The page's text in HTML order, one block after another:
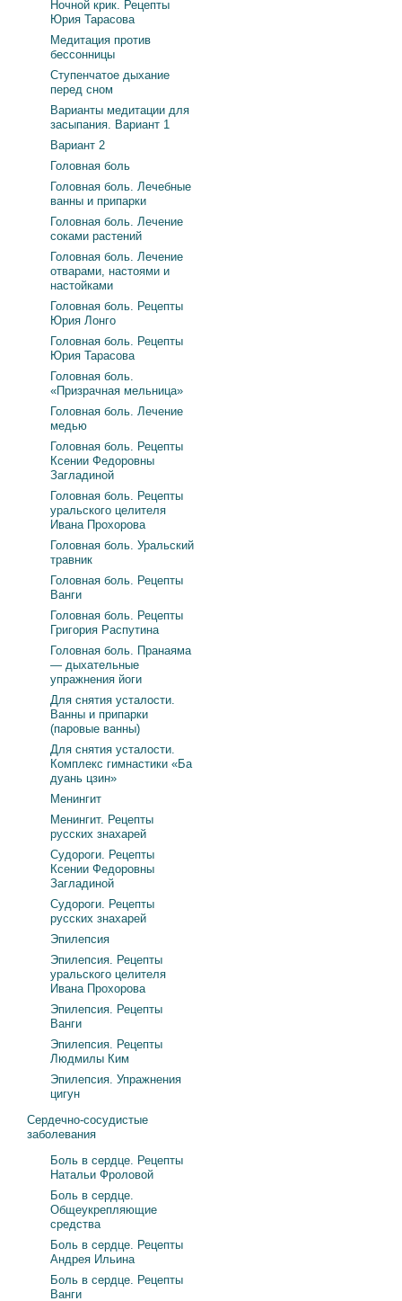
Ночной крик. Рецепты
Юрия Тарасова
Медитация против
бессонницы
Ступенчатое дыхание
перед сном
Варианты медитации для
засыпания. Вариант 1
Вариант 2
Головная боль
Головная боль. Лечебные
ванны и припарки
Головная боль. Лечение
соками растений
Головная боль. Лечение
отварами, настоями и
настойками
Головная боль. Рецепты
Юрия Лонго
Головная боль. Рецепты
Юрия Тарасова
Головная боль.
«Призрачная мельница»
Головная боль. Лечение
медью
Головная боль. Рецепты
Ксении Федоровны
Загладиной
Головная боль. Рецепты
уральского целителя
Ивана Прохорова
Головная боль. Уральский
травник
Головная боль. Рецепты
Ванги
Головная боль. Рецепты
Григория Распутина
Головная боль. Пранаяма
— дыхательные
упражнения йоги
Для снятия усталости.
Ванны и припарки
(паровые ванны)
Для снятия усталости.
Комплекс гимнастики «Ба
дуань цзин»
Менингит
Менингит. Рецепты
русских знахарей
Судороги. Рецепты
Ксении Федоровны
Загладиной
Судороги. Рецепты
русских знахарей
Эпилепсия
Эпилепсия. Рецепты
уральского целителя
Ивана Прохорова
Эпилепсия. Рецепты
Ванги
Эпилепсия. Рецепты
Людмилы Ким
Эпилепсия. Упражнения
цигун
Сердечно-сосудистые
заболевания
Боль в сердце. Рецепты
Натальи Фроловой
Боль в сердце.
Общеукрепляющие
средства
Боль в сердце. Рецепты
Андрея Ильина
Боль в сердце. Рецепты
Ванги